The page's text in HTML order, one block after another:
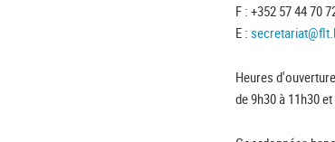
F : +352 57 44 70
E :
Heures
de 9h30 à 11h30